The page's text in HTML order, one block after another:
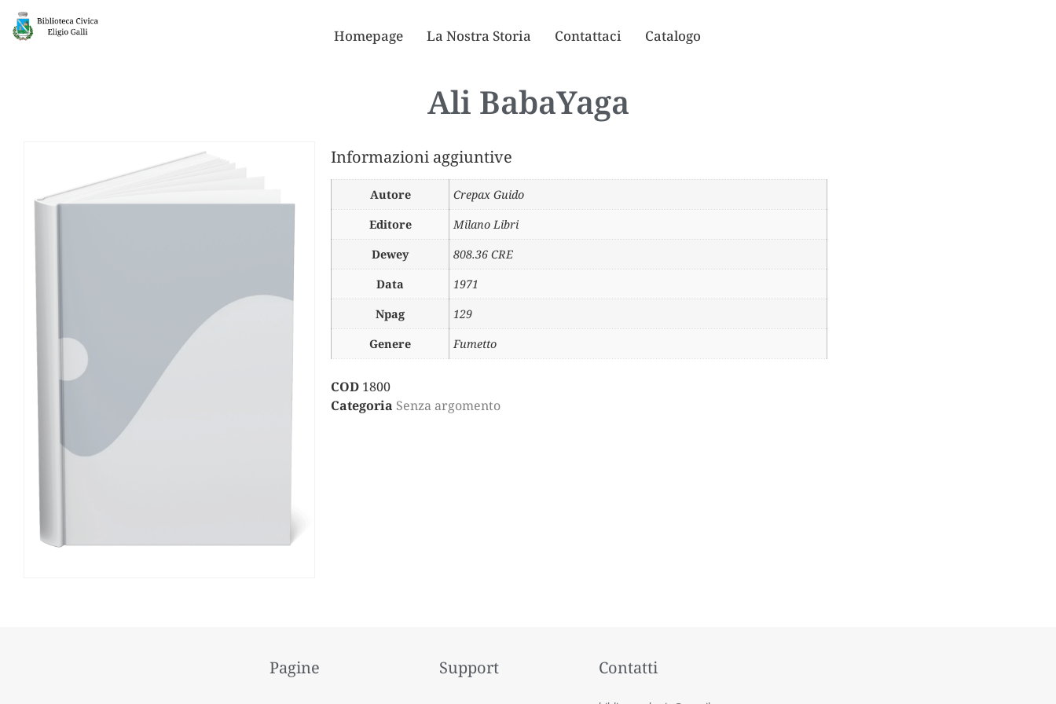
Homepage La Nostra Storia Contattaci Catalogo
Ali BabaYaga
Informazioni aggiuntive
Autore
Crepax Guido
Editore
Milano Libri
Dewey
808.36 CRE
Data
1971
Npag
129
Genere
Fumetto
COD 1800
Categoria Senza argomento
Pagine Support Contatti